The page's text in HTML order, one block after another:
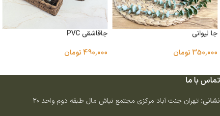
جا لیوانی
350,000تومان
جاقاشقی PVC
490,000تومان
تماس با ما
نشانی: تهران جنت آباد مركزى مجتمع نياش مال طبقه دوم واحد ٢٠